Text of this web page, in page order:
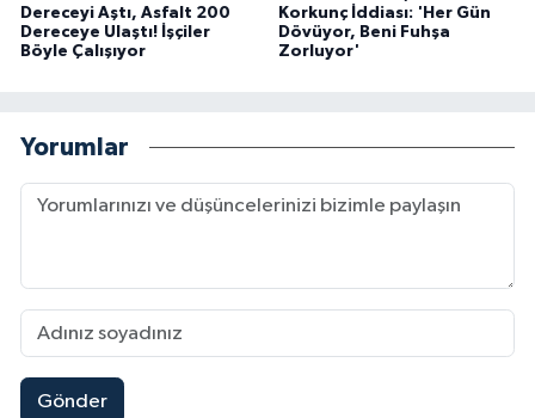
Dereceyi Aştı, Asfalt 200
Dereceye Ulaştı! İşçiler
Böyle Çalışıyor
Korkunç İddiası: 'Her Gün
Dövüyor, Beni Fuhşa
Zorluyor'
Yorumlar
Gönder